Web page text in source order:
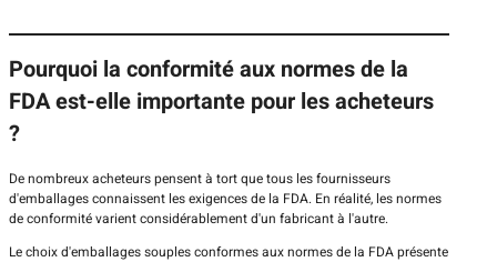
Pourquoi la conformité aux normes de la
FDA est-elle importante pour les acheteurs
?
De nombreux acheteurs pensent à tort que tous les fournisseurs
d'emballages connaissent les exigences de la FDA. En réalité, les normes
de conformité varient considérablement d'un fabricant à l'autre.
Le choix d'emballages souples conformes aux normes de la FDA présente